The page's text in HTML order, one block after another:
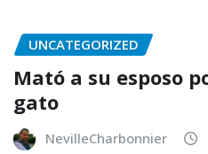
UNCATEGORIZED
Mató a su esposo
gato
NevilleCharbonnier